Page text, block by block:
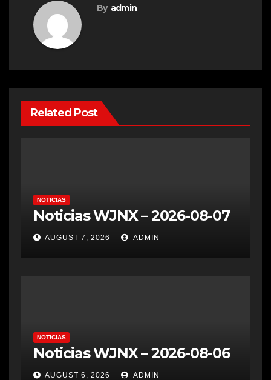
By admin
Related Post
NOTICIAS
Noticias WJNX – 2026-08-07
AUGUST 7, 2026 ADMIN
NOTICIAS
Noticias WJNX – 2026-08-06
AUGUST 6, 2026 ADMIN